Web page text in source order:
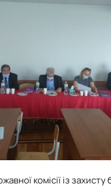
комісії із